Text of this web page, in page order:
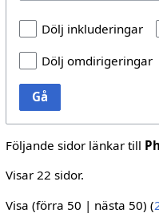
Dölj inkluderingar
Dölj omdirigeringar
Gå
Följande sidor länkar till
Visar 22 sidor.
Visa (förra 50 | nästa 50) (